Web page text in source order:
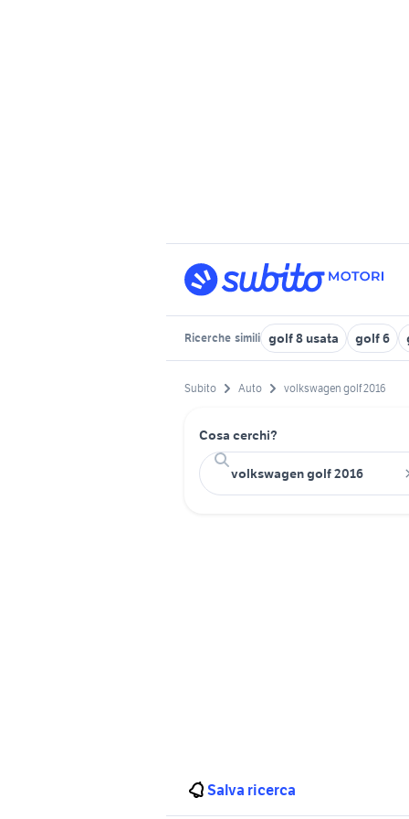
Ricerche simili golf 8 usata golf 6
Subito Auto volkswagen golf 2016
Cosa cerchi?
Salva ricerca